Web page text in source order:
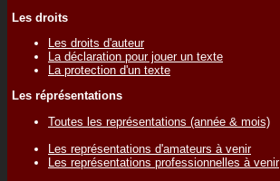
Les droits
Les droits d'auteur
La déclaration pour jouer un texte
La protection d'un texte
Les réprésentations
Toutes les représentations (année & mois)
Les représentations d'amateurs à venir
Les représentations professionnelles à venir